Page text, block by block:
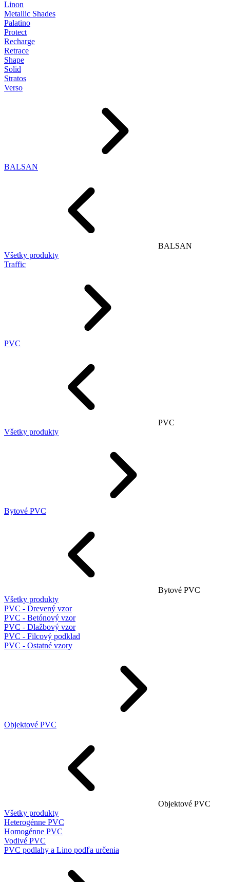
Linon
Metallic Shades
Palatino
Protect
Recharge
Retrace
Shape
Solid
Stratos
Verso
BALSAN
BALSAN
Všetky produkty
Traffic
PVC
PVC
Všetky produkty
Bytové PVC
Bytové PVC
Všetky produkty
PVC - Drevený vzor
PVC - Betónový vzor
PVC - Dlažbový vzor
PVC - Filcový podklad
PVC - Ostatné vzory
Objektové PVC
Objektové PVC
Všetky produkty
Heterogénne PVC
Homogénne PVC
Vodivé PVC
PVC podlahy a Lino podľa určenia